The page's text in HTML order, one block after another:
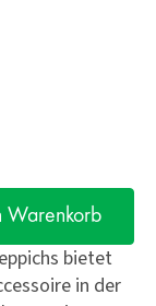
Warenkorb
bietet
in der